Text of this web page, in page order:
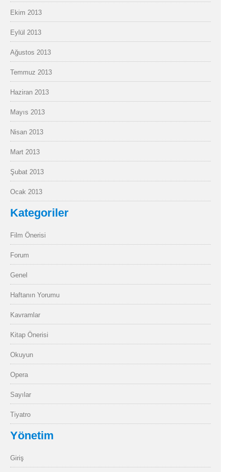
Ekim 2013
Eylül 2013
Ağustos 2013
Temmuz 2013
Haziran 2013
Mayıs 2013
Nisan 2013
Mart 2013
Şubat 2013
Ocak 2013
Kategoriler
Film Önerisi
Forum
Genel
Haftanın Yorumu
Kavramlar
Kitap Önerisi
Okuyun
Opera
Sayılar
Tiyatro
Yönetim
Giriş